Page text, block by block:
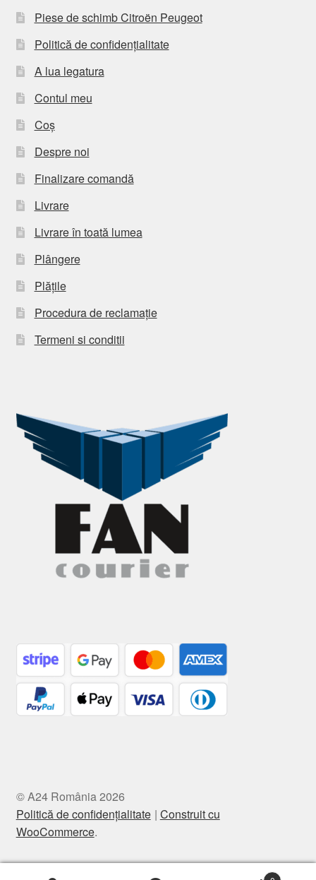
Piese de schimb Citroën Peugeot
Politică de confidențialitate
A lua legatura
Contul meu
Coș
Despre noi
Finalizare comandă
Livrare
Livrare în toată lumea
Plângere
Plățile
Procedura de reclamație
Termeni si conditii
© A24 România 2026
Politică de confidențialitate Construit cu
WooCommerce.